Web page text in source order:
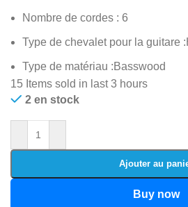
Nombre de cordes : ‎6
Type de chevalet pour la guitare
Type de matériau ‎:Basswood
15 Items sold in last 3 hours
2 en stock
Ajouter au
Buy now